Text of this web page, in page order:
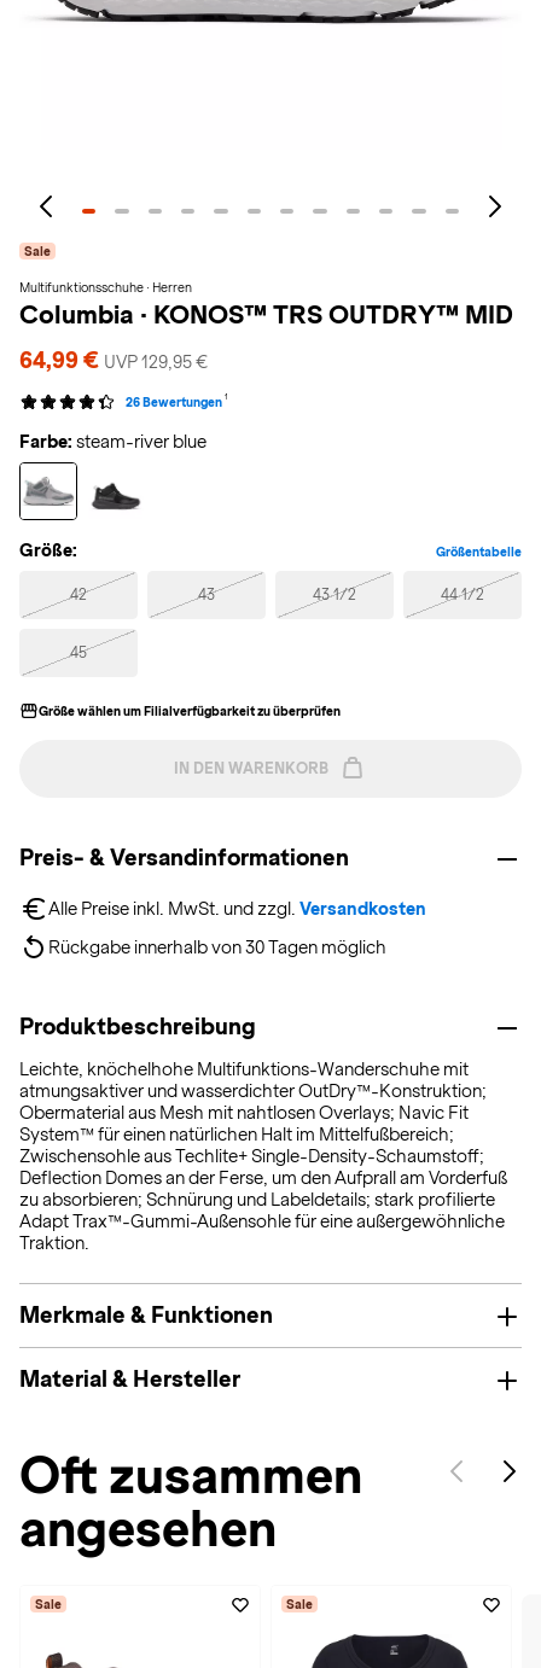
Sale
Multifunktionsschuhe · Herren
Columbia · KONOS™ TRS OUTDRY™ MID
64,99 € UVP 129,95 €
26 Bewertungen 1
Farbe: steam-river blue
Größe: Größentabelle
42 43 43 1/2 44 1/2
45
Größe wählen um Filialverfügbarkeit zu überprüfen
IN DEN WARENKORB
Preis- & Versandinformationen
Alle Preise inkl. MwSt. und zzgl. Versandkosten
Rückgabe innerhalb von 30 Tagen möglich
Produktbeschreibung
Leichte, knöchelhohe Multifunktions-Wanderschuhe mit
atmungsaktiver und wasserdichter OutDry™-Konstruktion;
Obermaterial aus Mesh mit nahtlosen Overlays; Navic Fit
System™ für einen natürlichen Halt im Mittelfußbereich;
Zwischensohle aus Techlite+ Single-Density-Schaumstoff;
Deflection Domes an der Ferse, um den Aufprall am Vorderfuß
zu absorbieren; Schnürung und Labeldetails; stark profilierte
Adapt Trax™-Gummi-Außensohle für eine außergewöhnliche
Traktion.
Merkmale & Funktionen
Material & Hersteller
Oft zusammen
angesehen
Sale Sale